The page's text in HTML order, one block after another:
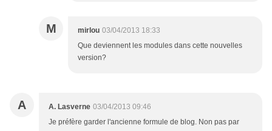
M mirlou 03/04/2013 18:33
Que deviennent les modules dans cette nouvelles
version?
A A. Lasverne 03/04/2013 09:46
Je préfère garder l'ancienne formule de blog. Non pas par